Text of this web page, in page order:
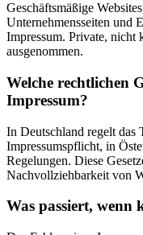
Geschäftsmäßige
Unternehmensseiten und
Impressum. Private, nicht
ausgenommen.
Welche rechtlichen
Impressum?
In Deutschland regelt das
Impressumspflicht, in
Regelungen. Diese
Nachvollziehbarkeit von
Was passiert, wenn